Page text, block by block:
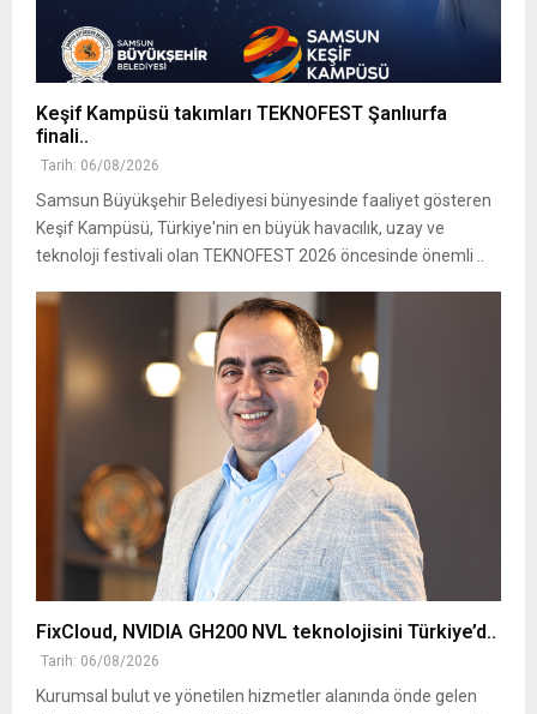
Keşif Kampüsü takımları TEKNOFEST Şanlıurfa
finali..
Tarih: 06/08/2026
Samsun Büyükşehir Belediyesi bünyesinde faaliyet gösteren
Keşif Kampüsü, Türkiye'nin en büyük havacılık, uzay ve
teknoloji festivali olan TEKNOFEST 2026 öncesinde önemli ..
FixCloud, NVIDIA GH200 NVL teknolojisini Türkiye’d..
Tarih: 06/08/2026
Kurumsal bulut ve yönetilen hizmetler alanında önde gelen